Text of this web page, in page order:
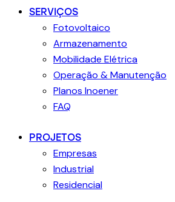
SERVIÇOS
Fotovoltaico
Armazenamento
Mobilidade Elétrica
Operação & Manutenção
Planos Inoener
FAQ
PROJETOS
Empresas
Industrial
Residencial